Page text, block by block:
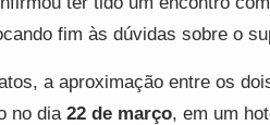
fim às dúvidas sobre o
a aproximação entre os
no dia 22 de março, em um